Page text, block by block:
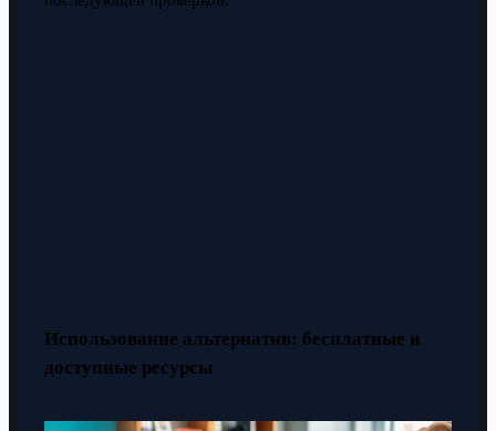
Использование альтернатив: бесплатные и
доступные ресурсы